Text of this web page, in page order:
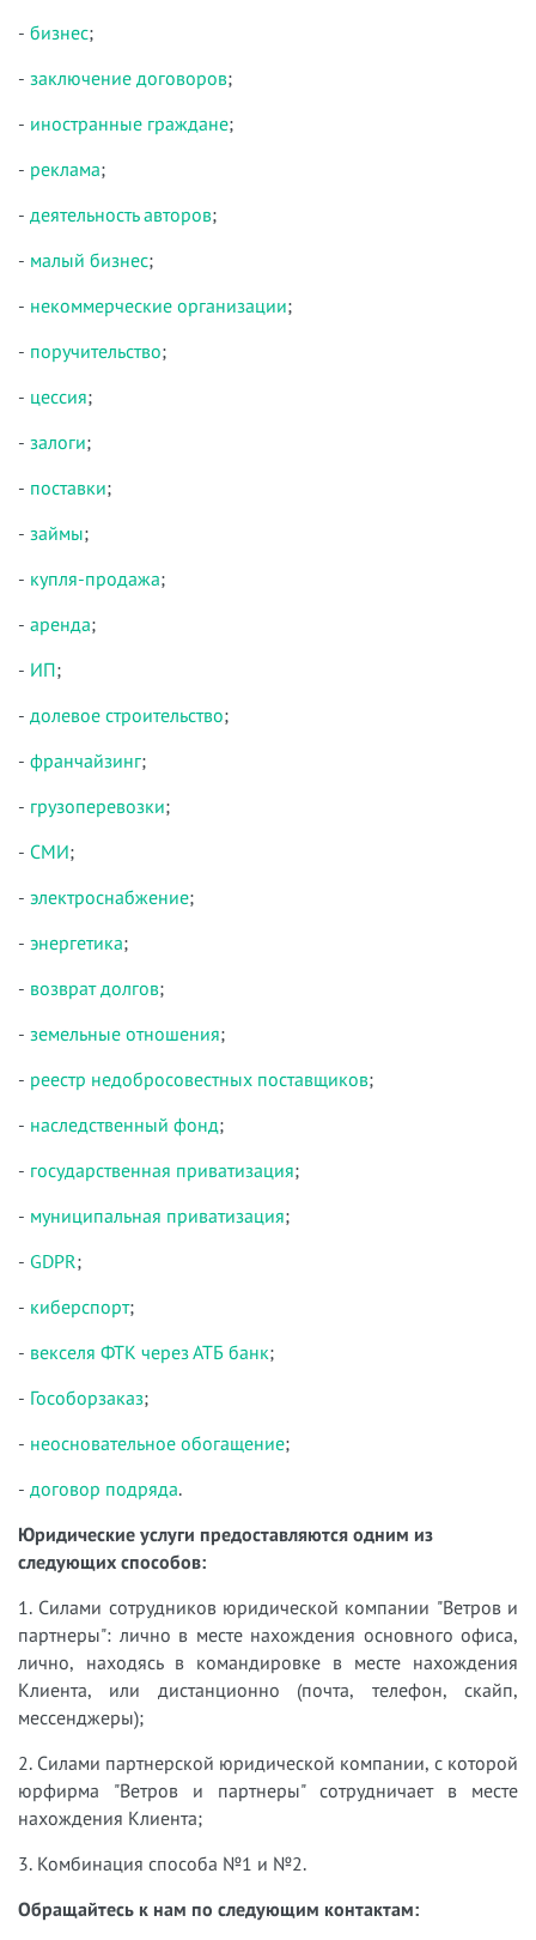
- бизнес;
- заключение договоров;
- иностранные граждане;
- реклама;
- деятельность авторов;
- малый бизнес;
- некоммерческие организации;
- поручительство;
- цессия;
- залоги;
- поставки;
- займы;
- купля-продажа;
- аренда;
- ИП;
- долевое строительство;
- франчайзинг;
- грузоперевозки;
- СМИ;
- электроснабжение;
- энергетика;
- возврат долгов;
- земельные отношения;
- реестр недобросовестных поставщиков;
- наследственный фонд;
- государственная приватизация;
- муниципальная приватизация;
- GDPR;
- киберспорт;
- векселя ФТК через АТБ банк;
- Гособорзаказ;
- неосновательное обогащение;
- договор подряда.
Юридические услуги предоставляются одним из
следующих способов:
1. Силами сотрудников юридической компании "Ветров и
партнеры": лично в месте нахождения основного офиса,
лично, находясь в командировке в месте нахождения
Клиента, или дистанционно (почта, телефон, скайп,
мессенджеры);
2. Силами партнерской юридической компании, с которой
юрфирма "Ветров и партнеры" сотрудничает в месте
нахождения Клиента;
3. Комбинация способа №1 и №2.
Обращайтесь к нам по следующим контактам: